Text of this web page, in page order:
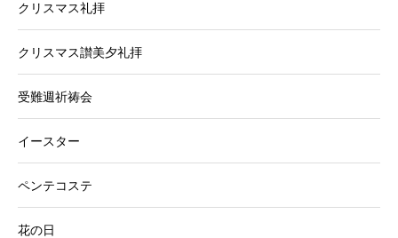
クリスマス礼拝
クリスマス讃美夕礼拝
受難週祈祷会
イースター
ペンテコステ
花の日